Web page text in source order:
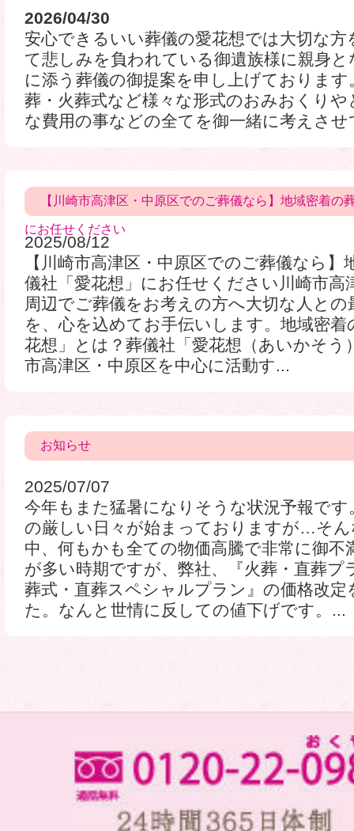
2026/04/30
安心できるいい葬儀の愛花想では大切な方
て悲しみを負われている御遺族様に親身と
に添う葬儀の御提案を申し上げております
葬・火葬式など様々な形式のおみおくりや
な費用の事などの全てを御一緒に考えさ
【川崎市高津区・中原区でのご葬儀なら】地域密着の
にお任せください
2025/08/12
【川崎市高津区・中原区でのご葬儀なら】
儀社「愛花想」にお任せください川崎市高
周辺でご葬儀をお考えの方へ大切な人との
を、心を込めてお手伝いします。地域密着
花想」とは？葬儀社「愛花想（あいかそう
市高津区・中原区を中心に活動す...
お知らせ
2025/07/07
今年もまた猛暑になりそうな状況予報です
の厳しい日々が始まっておりますが…そん
中、何もかも全ての物価高騰で非常に御不
が多い時期ですが、弊社、『火葬・直葬プ
葬式・直葬スペシャルプラン』の価格改定
た。なんと世情に反しての値下げです。...